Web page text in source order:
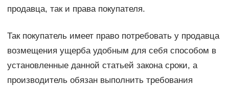
продавца, так и права покупателя.
Так покупатель имеет право потребовать у продавца
возмещения ущерба удобным для себя способом в
установленные данной статьей закона сроки, а
производитель обязан выполнить требования